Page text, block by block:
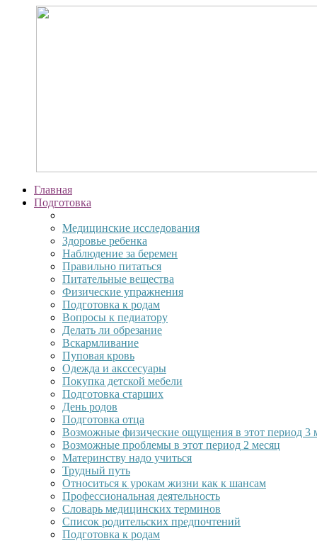
Главная
Подготовка
Медицинские исследования
Здоровье ребенка
Наблюдение за беремен
Правильно питаться
Питательные вещества
Физические упражнения
Подготовка к родам
Вопросы к педиатору
Делать ли обрезание
Вскармливание
Пуповая кровь
Одежда и акссесуары
Покупка детской мебели
Подготовка старших
День родов
Подготовка отца
Возможные физические ощущения в этот период 3
Возможные проблемы в этот период 2 месяц
Материнству надо учиться
Трудный путь
Относиться к урокам жизни как к шансам
Профессиональная деятельность
Словарь медицинских терминов
Список родительских предпочтений
Подготовка к родам